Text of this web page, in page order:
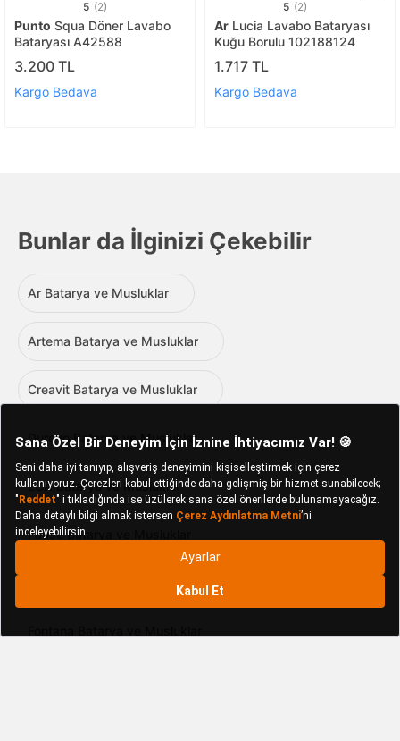
5 (2)
Punto Squa Döner Lavabo
Bataryası A42588
3.200 TL
Kargo Bedava
5 (2)
Ar Lucia Lavabo Bataryası
Kuğu Borulu 102188124
1.717 TL
Kargo Bedava
Bunlar da İlginizi Çekebilir
Ar Batarya ve Musluklar
Artema Batarya ve Musluklar
Creavit Batarya ve Musluklar
Durevo Batarya ve Musluklar
ECA Batarya ve Musluklar
Fause Batarya ve Musluklar